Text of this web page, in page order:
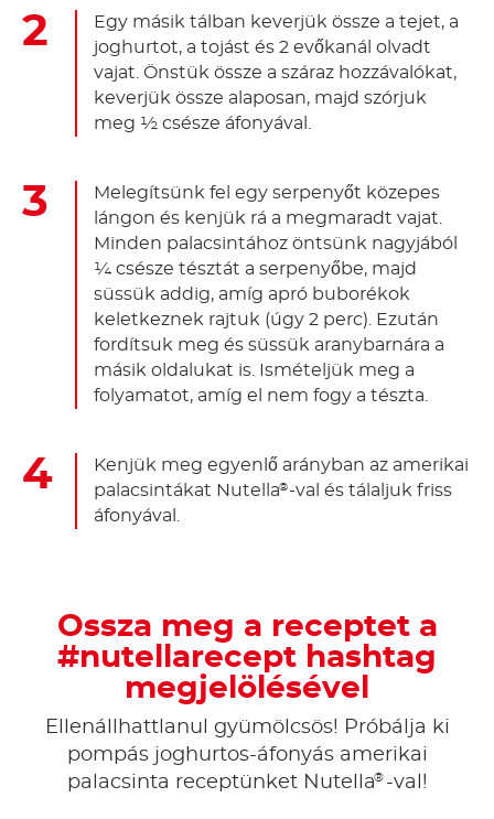
Egy másik tálban keverjük össze a tejet, a
joghurtot, a tojást és 2 evőkanál olvadt
vajat. Önstük össze a száraz hozzávalókat,
keverjük össze alaposan, majd szórjuk
meg ½ csésze áfonyával.
Melegítsünk fel egy serpenyőt közepes
lángon és kenjük rá a megmaradt vajat.
Minden palacsintához öntsünk nagyjából
¼ csésze tésztát a serpenyőbe, majd
süssük addig, amíg apró buborékok
keletkeznek rajtuk (úgy 2 perc). Ezután
fordítsuk meg és süssük aranybarnára a
másik oldalukat is. Ismételjük meg a
folyamatot, amíg el nem fogy a tészta.
Kenjük meg egyenlő arányban az amerikai
palacsintákat Nutella® -val és tálaljuk friss
áfonyával.
Ossza meg a receptet a
#nutellarecept hashtag
megjelölésével
Ellenállhattlanul gyümölcsös! Próbálja ki
pompás joghurtos-áfonyás amerikai
palacsinta receptünket Nutella® -val!